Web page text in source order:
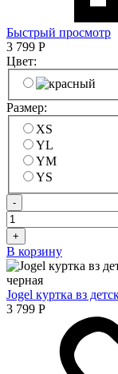
Быстрый просмотр
3 799 Р
Цвет:
Размер:
XS
YL
YM
YS
-
+
В корзину
Jogel куртка вз
3 799 Р